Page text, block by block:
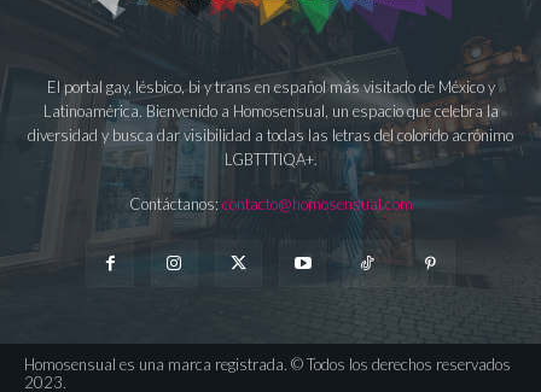
El portal gay, lésbico, bi y trans en español más visitado de México y
Latinoamérica. Bienvenido a Homosensual, un espacio que celebra la
diversidad y busca dar visibilidad a todas las letras del colorido acrónimo
LGBTTTIQA+.
Contáctanos: contacto@homosensual.com
Homosensual es una marca registrada. © Todos los derechos reservados
2023.